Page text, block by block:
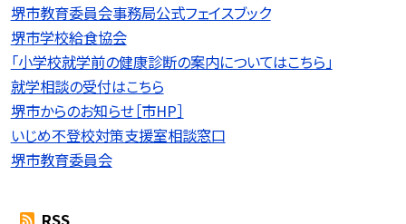
堺市教育委員会事務局公式フェイスブック
堺市学校給食協会
「小学校就学前の健康診断の案内についてはこちら」
就学相談の受付はこちら
堺市からのお知らせ［市HP］
いじめ不登校対策支援室相談窓口
堺市教育委員会